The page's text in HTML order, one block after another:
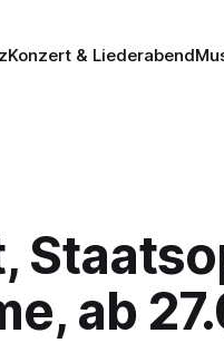
Konzert & Liederabend
ab